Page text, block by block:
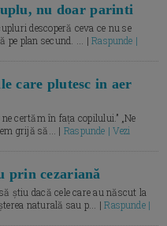
nu doar parinti
descoperă ceva ce nu se
pe plan secund. ... |Raspunde |
care plutesc in aer
certăm în fața copilului.” „Ne
grijă să... | Raspunde | Vezi
prin cezariană
știu dacă cele care au născut la
naturală sau p... |Raspunde |